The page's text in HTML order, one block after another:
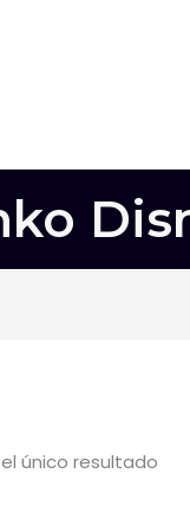
único resultado